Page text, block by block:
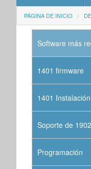
PÁGINA DE INICIO
Software más
1401 firmware
1401 Instalación
Soporte de 1902
Programación